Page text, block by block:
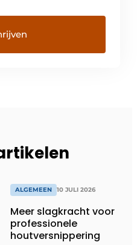
ALGEMEEN 10 JULI 2026
Meer slagkracht voor
professionele
houtversnippering